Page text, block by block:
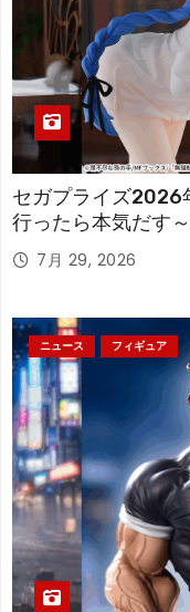
セガプライズ2026
行ったら本気だす
アが登場！
7月 29, 2026
ニュース フィギュア